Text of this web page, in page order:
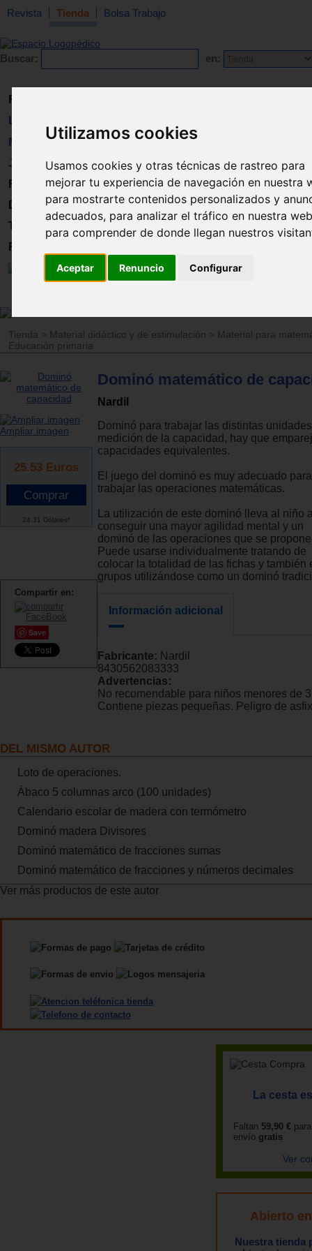
Utilizamos cookies
Usamos cookies y otras técnicas de rastreo para
mejorar tu experiencia de navegación en nuestra
para mostrarte contenidos personalizados y
adecuados, para analizar el tráfico en nuestra
para comprender de donde llegan nuestros
Aceptar Renuncio Configurar
Revista Tienda Bolsa Trabajo
Buscar: en:
Revista
Libros
Material
Juguetes
Formación
Directorio
Trabajo
Registro
Tienda > Material didáctico y de estimulación > Material para
Educación primaria
Ampliar imagen
25.53 Euros
24.31 Dólares*
Compartir en:
Save
Dominó matemático de
Nardil
Dominó para trabajar las distintas
medición de la capacidad, hay que
capacidades equivalentes.
El juego del dominó es muy adecuado para
trabajar las operaciones matemáticas.
La utilización de este dominó lleva al niño
conseguir una mayor agilidad mental y un
dominó de las operaciones que se
Puede usarse individualmente tratando de
colocar la totalidad de las fichas y también
grupos utilizándose como un dominó
Información adicional
Fabricante: Nardil
8430562083333
Advertencias:
No recomendable para niños menores de
Contiene piezas pequeñas. Peligro de
DEL MISMO AUTOR
Loto de operaciones.
Ábaco 5 columnas arco (100 unidades)
Calendario escolar de madera con termómetro
Dominó madera Divisores
Dominó matemático de fracciones sumas
Dominó matemático de fracciones y números decimales
Ver más productos de este autor
La cesta
Faltan 59,90 €
envío gratis
Ver
Abierto
Nuestra tienda